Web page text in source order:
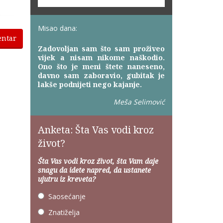
Misao dana:
Zadovoljan sam što sam proživeo
vijek a nisam nikome naškodio.
Ono što je meni štete naneseno,
davno sam zaboravio, gubitak je
lakše podnijeti nego kajanje.
Meša Selimović
Anketa: Šta Vas vodi kroz
život?
Šta Vas vodi kroz život, šta Vam daje
snagu da idete napred, da ustanete
ujutru iz kreveta?
Saosećanje
Znatiželja